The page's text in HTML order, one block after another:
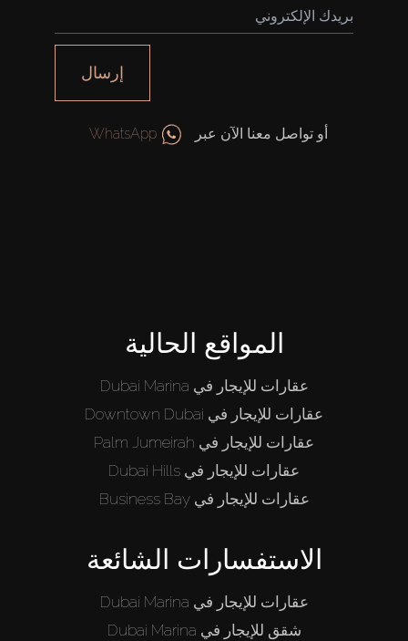
إرسال
أو تواصل معنا الآن عبر WhatsApp
المواقع الحالية
عقارات للإيجار في Dubai Marina
عقارات للإيجار في Downtown Dubai
عقارات للإيجار في Palm Jumeirah
عقارات للإيجار في Dubai Hills
عقارات للإيجار في Business Bay
الاستفسارات الشائعة
عقارات للإيجار في Dubai Marina
شقق للإيجار في Dubai Marina